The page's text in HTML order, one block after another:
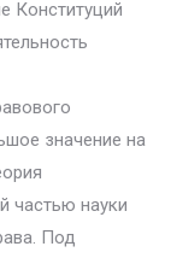
Конституций
значение на
частью науки
Под